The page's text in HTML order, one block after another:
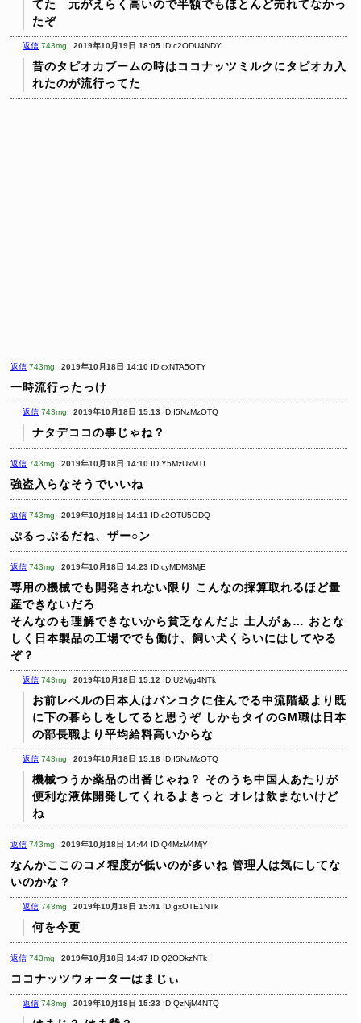
てた 元がえらく高いので半額でもほとんど売れてなかっ
たぞ
返信 743mg 2019年10月19日 18:05 ID:c2ODU4NDY
昔のタピオカブームの時はココナッツミルクにタピオカ入
れたのが流行ってた
返信 743mg 2019年10月18日 14:10 ID:cxNTA5OTY
一時流行ったっけ
返信 743mg 2019年10月18日 15:13 ID:I5NzMzOTQ
ナタデココの事じゃね？
返信 743mg 2019年10月18日 14:10 ID:Y5MzUxMTI
強盗入らなそうでいいね
返信 743mg 2019年10月18日 14:11 ID:c2OTU5ODQ
ぷるっぷるだね、ザー○ン
返信 743mg 2019年10月18日 14:23 ID:cyMDM3MjE
専用の機械でも開発されない限り
こんなの採算取れるほど量
産できないだろ
そんなのも理解できないから貧乏なんだよ 土人がぁ… おとな
しく日本製品の工場ででも働け、飼い犬くらいにはしてやる
ぞ？
返信 743mg 2019年10月18日 15:12 ID:U2Mjg4NTk
お前レベルの日本人はバンコクに住んでる中流階級より既
に下の暮らしをしてると思うぞ しかもタイのGM職は日本
の部長職より平均給料高いからな
返信 743mg 2019年10月18日 15:18 ID:I5NzMzOTQ
機械つうか薬品の出番じゃね？
そのうち中国人あたりが
便利な液体開発してくれるよきっと オレは飲まないけど
ね
返信 743mg 2019年10月18日 14:44 ID:Q4MzM4MjY
なんかここのコメ程度が低いのが多いね 管理人は気にしてな
いのかな？
返信 743mg 2019年10月18日 15:41 ID:gxOTE1NTk
何を今更
返信 743mg 2019年10月18日 14:47 ID:Q2ODkzNTk
ココナッツウォーターはまじぃ
返信 743mg 2019年10月18日 15:33 ID:QzNjM4NTQ